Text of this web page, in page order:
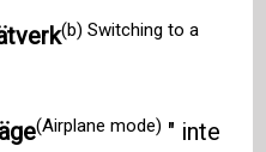
(b) Switching to a
(Airplane mode) " inte